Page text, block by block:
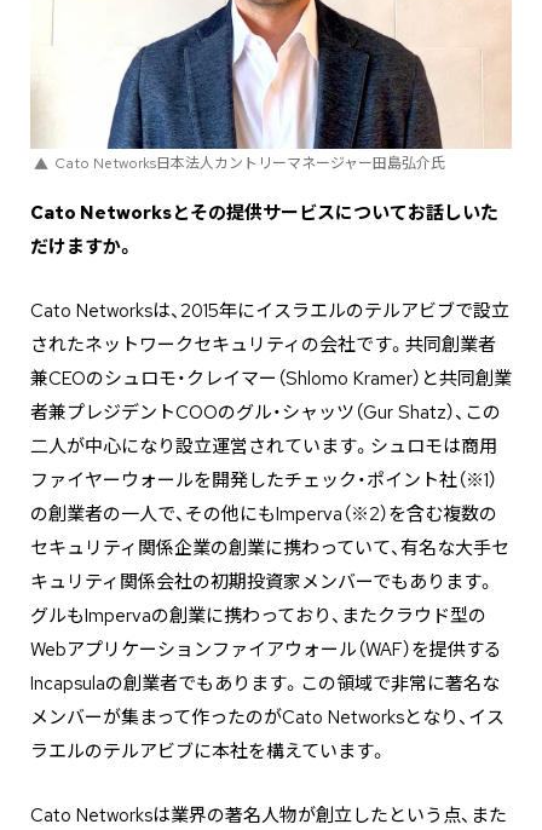
Cato Networks日本法人カントリーマネージャー田島弘介氏
―――Cato Networksとその提供サービスについてお話しいた
だけますか。
Cato Networksは、2015年にイスラエルのテルアビブで設立
されたネットワークセキュリティの会社です。共同創業者
兼CEOのシュロモ・クレイマー（Shlomo Kramer）と共同創業
者兼プレジデントCOOのグル・シャッツ（Gur Shatz）、この
二人が中心になり設立運営されています。シュロモは商用
ファイヤーウォールを開発したチェック・ポイント社（※1）
の創業者の一人で、その他にもImperva（※2）を含む複数の
セキュリティ関係企業の創業に携わっていて、有名な大手セ
キュリティ関係会社の初期投資家メンバーでもあります。
グルもImpervaの創業に携わっており、またクラウド型の
Webアプリケーションファイアウォール（WAF）を提供する
Incapsulaの創業者でもあります。この領域で非常に著名な
メンバーが集まって作ったのがCato Networksとなり、イス
ラエルのテルアビブに本社を構えています。
Cato Networksは業界の著名人物が創立したという点、また